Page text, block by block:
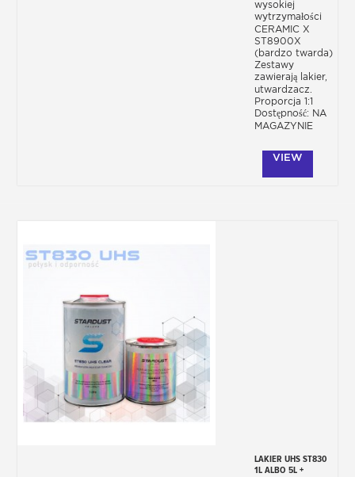
wysokiej
wytrzymałości
CERAMIC X
ST8900X
(bardzo twarda)
Zestawy
zawierają lakier,
utwardzacz.
Proporcja 1:1
Dostępność: NA
MAGAZYNIE
VIEW
LAKIER UHS ST830
1L ALBO 5L +